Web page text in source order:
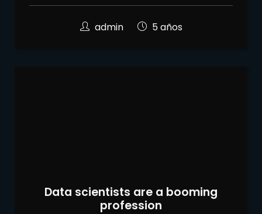
admin 5 años
Data scientists are a booming
profession